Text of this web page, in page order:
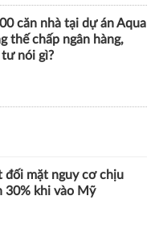
căn nhà tại dự án Aqua
thế chấp ngân hàng,
nói gì?
đối mặt nguy cơ chịu
30% khi vào Mỹ